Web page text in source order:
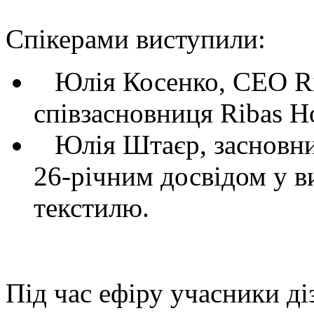
Спікерами виступили:
Юлія Косенко, CEO
співзасновниця Ribas
Юлія Штаєр,
26-річним досвідом у
текстилю.
Під час ефіру учасники